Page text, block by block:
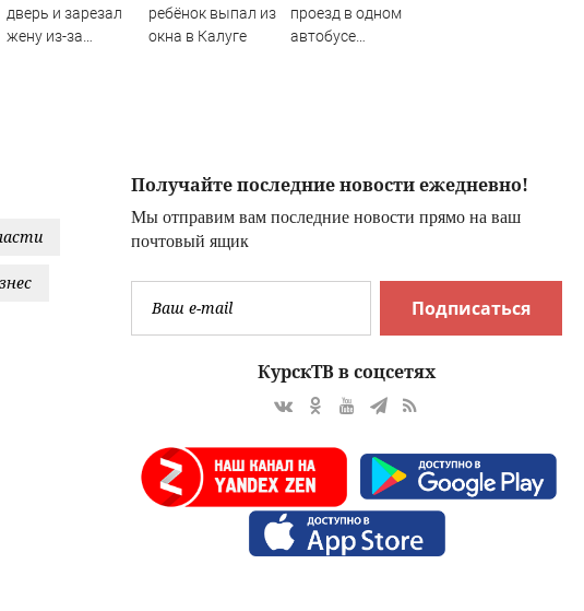
дверь и зарезал
жену из-за
ребёнок выпал из
окна в Калуге
проезд в одном
автобусе
Получайте последние новости ежедневно!
Мы отправим вам последние новости прямо на ваш
почтовый ящик
Подписаться
КурскТВ в соцсетях